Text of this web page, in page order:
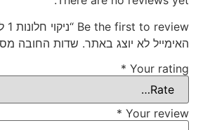
Be the first to review “ניקוי חלונות 1 ליטר יבוא 1/12”
האימייל לא יוצג באתר. שדות החובה
Your rating
*
Your review
*